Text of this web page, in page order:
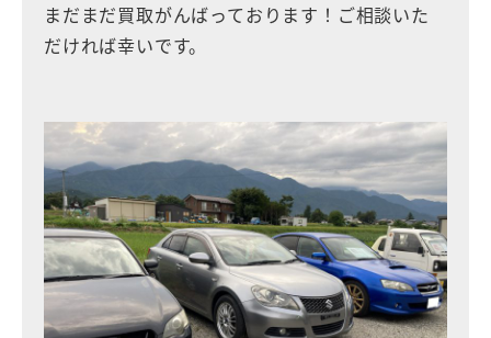
まだまだ買取がんばっております！ご相談いた
だければ幸いです。